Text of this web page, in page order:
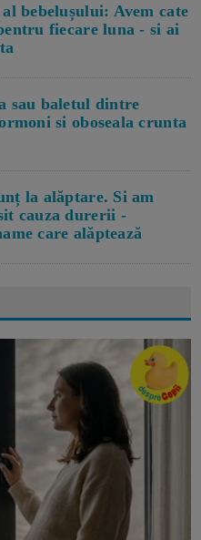
bebelușului: Avem cate
fiecare luna - si ai
sau baletul dintre
si oboseala crunta
la alăptare. Si am
cauza durerii -
care alăptează